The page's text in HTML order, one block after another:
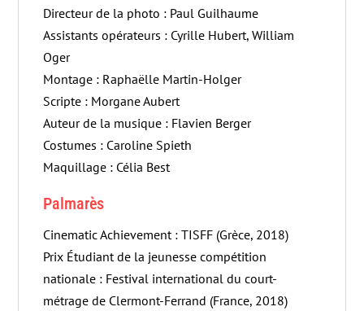
Directeur de la photo : Paul Guilhaume
Assistants opérateurs : Cyrille Hubert, William
Oger
Montage : Raphaëlle Martin-Holger
Scripte : Morgane Aubert
Auteur de la musique : Flavien Berger
Costumes : Caroline Spieth
Maquillage : Célia Best
Palmarès
Cinematic Achievement : TISFF (Grèce, 2018)
Prix Étudiant de la jeunesse compétition
nationale : Festival international du court-
métrage de Clermont-Ferrand (France, 2018)